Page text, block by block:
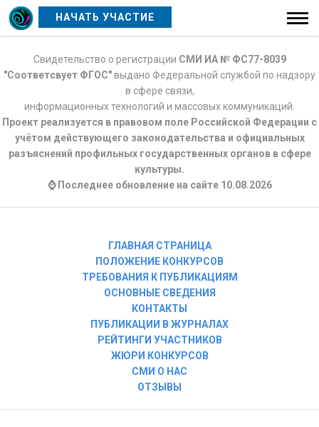
НАЧАТЬ УЧАСТИЕ
Свидетельство о регистрации СМИ ИА № ФС77-8039
"Соответсвует ФГОС"выдано Федеральной службой по надзору
в сфере связи,
информационных технологий и массовых коммуникаций.
Проект реализуется в правовом поле Российской Федерации с
учётом действующего законодательства и официальных
разъяснений профильных государственных органов в сфере
культуры.
⌚ Последнее обновление на сайте 10.08.2026
ГЛАВНАЯ СТРАНИЦА
ПОЛОЖЕНИЕ КОНКУРСОВ
ТРЕБОВАНИЯ К ПУБЛИКАЦИЯМ
ОСНОВНЫЕ СВЕДЕНИЯ
КОНТАКТЫ
ПУБЛИКАЦИИ В ЖУРНАЛАХ
РЕЙТИНГИ УЧАСТНИКОВ
ЖЮРИ КОНКУРСОВ
СМИ О НАС
ОТЗЫВЫ